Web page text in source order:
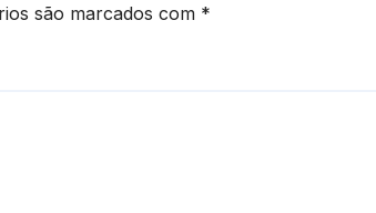
são marcados com *